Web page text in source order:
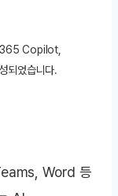
Copilot,
었습니다.
Word 등